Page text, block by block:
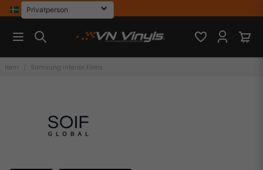
Hem Samsung Interior Films